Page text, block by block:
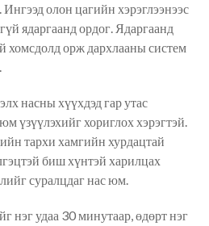
олон цагийн хэрэглээнээс
ядаргаанд ордог. Ядаргаанд
хомсдолд орж дархлааны систем
насны хүүхдэд гар утас
үзүүлэхийг хориглох хэрэгтэй.
тархи хамгийн хурдацтай
биш хүнтэй харилцах
суралцдаг нас юм.
нэг удаа 30 минутаар, өдөрт нэг